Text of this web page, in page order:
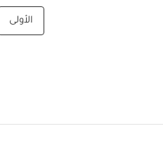
الأولى